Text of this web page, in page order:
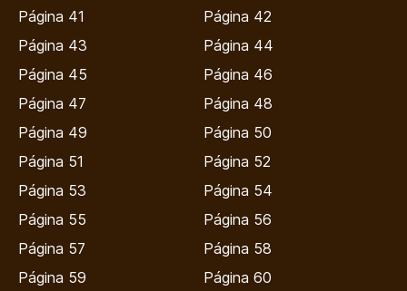
Página 41
Página 42
Página 43
Página 44
Página 45
Página 46
Página 47
Página 48
Página 49
Página 50
Página 51
Página 52
Página 53
Página 54
Página 55
Página 56
Página 57
Página 58
Página 59
Página 60